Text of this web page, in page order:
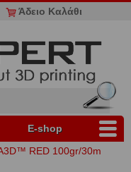
Άδειο Καλάθι
Ε-shop
RED 100gr/30m